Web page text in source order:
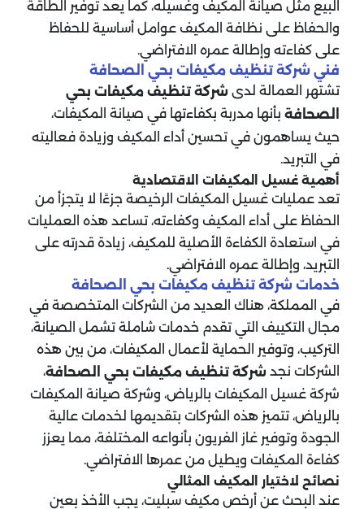
البيع مثل صيانة المكيف وغسيله، كما يعد توفير الطاقة
والحفاظ على نظافة المكيف عوامل أساسية للحفاظ
على كفاءته وإطالة عمره الافتراضي.
فني شركة تنظيف مكيفات بحي الصحافة
تشتهر العمالة لدى شركة تنظيف مكيفات بحي
الصحافة بأنها مدربة بكفاءتها في صيانة المكيفات،
حيث يساهمون في تحسين أداء المكيف وزيادة فعاليته
في التبريد.
أهمية غسيل المكيفات الاقتصادية
تعد عمليات غسيل المكيفات الرخيصة جزءًا لا يتجزأ من
الحفاظ على أداء المكيف وكفاءته، تساعد هذه العمليات
في استعادة الكفاءة الأصلية للمكيف، زيادة قدرته على
التبريد، وإطالة عمره الافتراضي.
خدمات شركة تنظيف مكيفات بحي الصحافة
في المملكة، هناك العديد من الشركات المتخصصة في
مجال التكييف التي تقدم خدمات شاملة تشمل الصيانة،
التركيب، وتوفير الحماية لأعمال المكيفات، من بين هذه
الشركات نجد شركة تنظيف مكيفات بحي الصحافة،
شركة غسيل المكيفات بالرياض، وشركة صيانة المكيفات
بالرياض، تتميز هذه الشركات بتقديمها لخدمات عالية
الجودة وتوفير غاز الفريون بأنواعه المختلفة، مما يعزز
كفاءة المكيفات ويطيل من عمرها الافتراضي.
نصائح لاختيار المكيف المثالي
عند البحث عن أرخص مكيف سبليت، يجب الأخذ بعين